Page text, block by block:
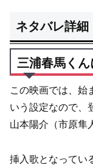
ネタバレ詳細
三浦春馬くん
この映画では、始
いう設定なので、
山本陽介（市原隼
挿入歌となってい